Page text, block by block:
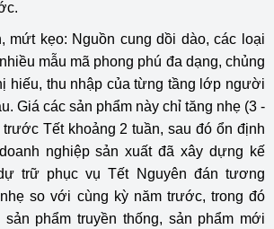
mứt kẹo: Nguồn cung dồi dào, các loại
mẫu mã phong phú đa dạng, chủng
hiếu, thu nhập của từng tầng lớp người
Giá các sản phẩm này chỉ tăng nhẹ (3 -
Tết khoảng 2 tuần, sau đó ổn định
nghiệp sản xuất đã xây dựng kế
trữ phục vụ Tết Nguyên đán tương
so với cùng kỳ năm trước, trong đó
phẩm truyền thống, sản phẩm mới